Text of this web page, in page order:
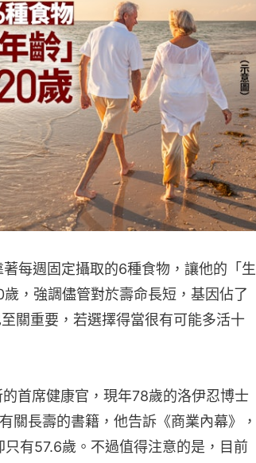
每週固定攝取的6種食物，讓他的「生
，強調儘管對於壽命長短，基因佔了
關重要，若選擇得當很有可能多活十
首席健康官，現年78歲的洛伊忍博士
關長壽的書籍，他告訴《商業內幕》，
有57.6歲。不過值得注意的是，目前